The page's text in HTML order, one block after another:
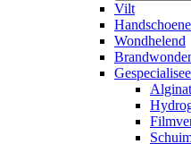
Vilt
Wondhelend